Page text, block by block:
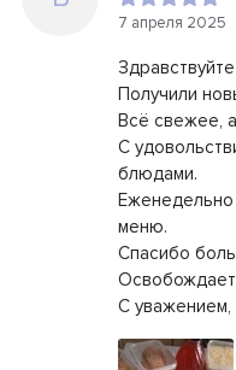
7 апреля 2025
Получили
Всё свежее,
С
блюдами.
Еженедельно
меню.
Спасибо
С уважением,